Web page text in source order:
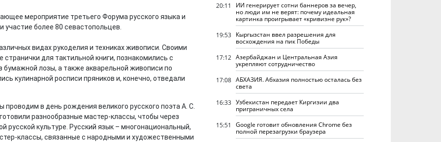
мероприятие третьего Форума русского языка и
участие более 80 севастопольцев.
видах рукоделия и техниках живописи. Своими
для тактильной книги, познакомились с
бумажной лозы, а также акварельной живописи по
кулинарной росписи пряников и, конечно, отведали
в день рождения великого русского поэта А. С.
разнообразные мастер-классы, чтобы через
русской культуре. Русский язык – многонациональный,
классы, связанные с народными и художественными
20:11
ИИ генерирует сотни баннеров за вечер,
но люди им не верят: почему идеальная
картинка проигрывает «кривизне рук»?
19:53 Кыргызстан ввел разрешения для
восхождения на пик Победы
17:12 Азербайджан и Центральная Азия
укрепляют сотрудничество
17:08 АБХАЗИЯ. Абхазия полностью осталась без
света
16:33 Узбекистан передает Киргизии два
приграничных села
15:51
Google готовит обновления Chrome без
полной перезагрузки браузера